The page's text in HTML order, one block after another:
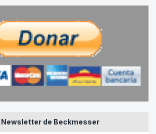
de Beckmesser